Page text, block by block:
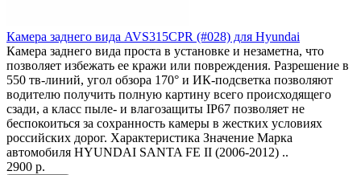
Камера заднего вида AVS315CPR (#028) для Hyundai
Камера заднего вида проста в установке и незаметна, что
позволяет избежать ее кражи или повреждения. Разрешение в
550 тв-линий, угол обзора 170° и ИК-подсветка позволяют
водителю получить полную картину всего происходящего
сзади, а класс пыле- и влагозащиты IP67 позволяет не
беспокоиться за сохранность камеры в жестких условиях
российских дорог. Характеристика Значение Марка
автомобиля HYUNDAI SANTA FE II (2006-2012) ..
2900 р.